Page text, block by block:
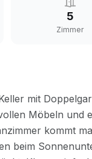
5
Zimmer